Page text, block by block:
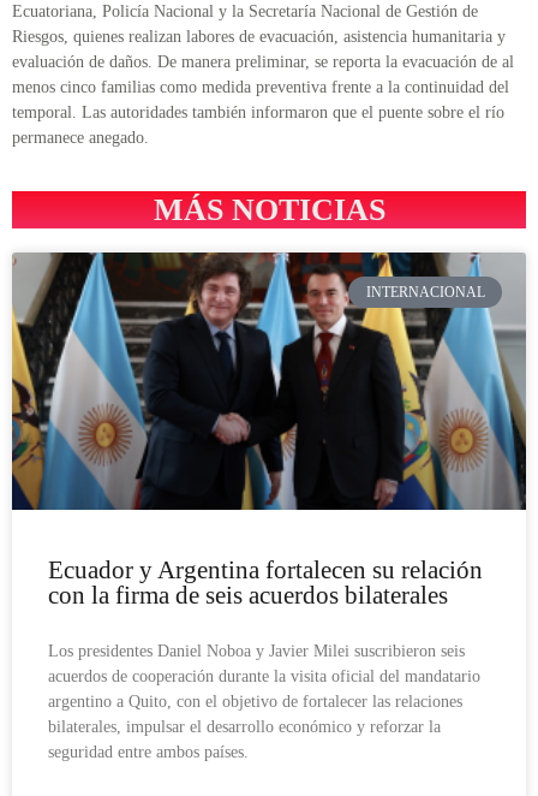
Ecuatoriana, Policía Nacional y la Secretaría Nacional de Gestión de
Riesgos, quienes realizan labores de evacuación, asistencia humanitaria y
evaluación de daños. De manera preliminar, se reporta la evacuación de al
menos cinco familias como medida preventiva frente a la continuidad del
temporal. Las autoridades también informaron que el puente sobre el río
permanece anegado.
MÁS NOTICIAS
INTERNACIONAL
Ecuador y Argentina fortalecen su relación
con la firma de seis acuerdos bilaterales
Los presidentes Daniel Noboa y Javier Milei suscribieron seis
acuerdos de cooperación durante la visita oficial del mandatario
argentino a Quito, con el objetivo de fortalecer las relaciones
bilaterales, impulsar el desarrollo económico y reforzar la
seguridad entre ambos países.